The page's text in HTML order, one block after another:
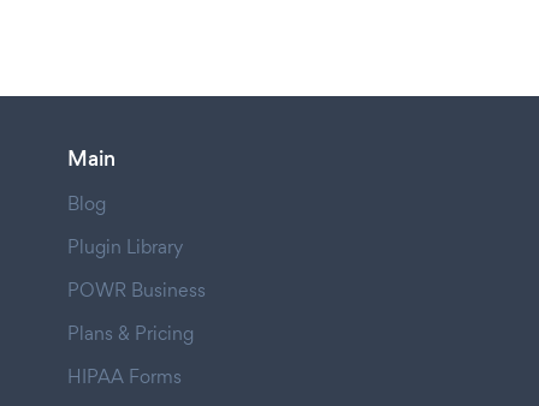
Main
Blog
Plugin Library
POWR Business
Plans & Pricing
HIPAA Forms